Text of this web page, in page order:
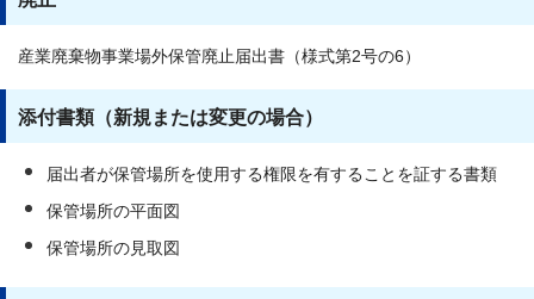
産業廃棄物事業場外保管廃止届出書（様式第2号の6）
添付書類（新規または変更の場合）
届出者が保管場所を使用する権限を有することを証する書類
保管場所の平面図
保管場所の見取図